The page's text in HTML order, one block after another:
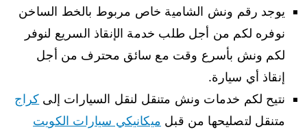
يوجد رقم ونش الشامية خاص مربوط بالخط الساخن
نوفره لكم من أجل طلب خدمة الإنقاذ السريع لنوفر
لكم ونش بأسرع وقت مع سائق محترف من أجل
إنقاذ أي سيارة.
نتيح لكم خدمات ونش متنقل لنقل السيارات إلى كراج
متنقل لتصليحها من قبل ميكانيكي سيارات الكويت